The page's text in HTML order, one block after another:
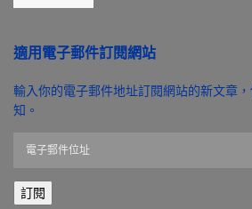
適用電子郵件訂閱網站
輸入你的電子郵件地址訂閱網站的新文章
知。
郵
件訂閱